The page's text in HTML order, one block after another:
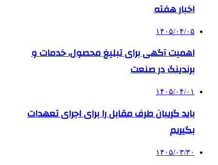
اخبار هفته
۱۴۰۵/۰۴/۰۵
اهمیت آگهی برای تبلیغ محصول، خدمات و
برندینگ در صنعت
۱۴۰۵/۰۴/۰۱
باید گریبان طرف مقابل را برای اجرای تعهدات
بگیریم
۱۴۰۵/۰۳/۳۰